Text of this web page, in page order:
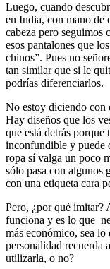
Luego, cuando
en India, con mano de
cabeza pero seguimos
esos pantalones que
chinos”. Pues no
tan similar que si le
podrías diferenciarlos.
No estoy diciendo con
Hay diseños que los
que está detrás porque
inconfundible y puede
ropa sí valga un poco
sólo pasa con algunos
con una etiqueta cara
Pero, ¿por qué imitar?
funciona y es lo que
más económico, sea
personalidad recuerda
utilizarla, o no?